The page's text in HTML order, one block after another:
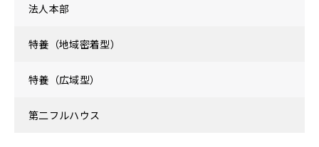
法人本部
特養（地域密着型）
特養（広域型）
第二フルハウス